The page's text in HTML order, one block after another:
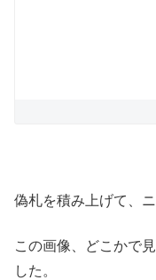
偽札を積み上げて、
この画像、どこかで
した。